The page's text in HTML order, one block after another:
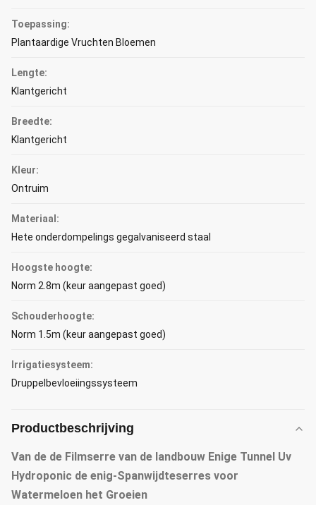
Toepassing:
Plantaardige Vruchten Bloemen
Lengte:
Klantgericht
Breedte:
Klantgericht
Kleur:
Ontruim
Materiaal:
Hete onderdompelings gegalvaniseerd staal
Hoogste hoogte:
Norm 2.8m (keur aangepast goed)
Schouderhoogte:
Norm 1.5m (keur aangepast goed)
Irrigatiesysteem:
Druppelbevloeiingssysteem
Productbeschrijving
Van de de Filmserre van de landbouw Enige Tunnel Uv
Hydroponic de enig-Spanwijdteserres voor
Watermeloen het Groeien